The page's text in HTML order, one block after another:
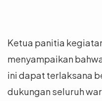
Ketua panitia
menyampaikan
ini dapat terlaksana
dukungan seluruh